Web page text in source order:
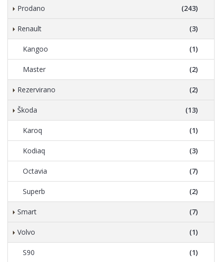
Prodano (243)
Renault (3)
Kangoo (1)
Master (2)
Rezervirano (2)
Škoda (13)
Karoq (1)
Kodiaq (3)
Octavia (7)
Superb (2)
Smart (7)
Volvo (1)
S90 (1)